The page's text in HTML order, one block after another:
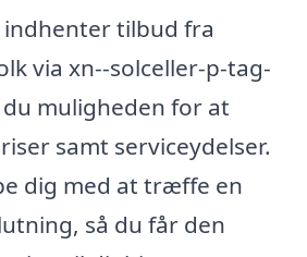
indhenter tilbud fra
via xn--solceller-p-tag-
muligheden for at
samt serviceydelser.
dig med at træffe en
så du får den